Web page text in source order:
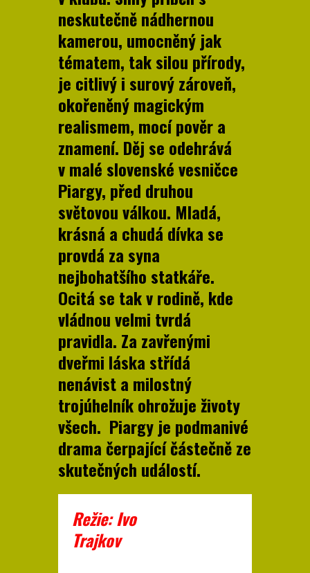
neskutečně nádhernou
kamerou, umocněný jak
tématem, tak silou přírody,
je citlivý i surový zároveň,
okořeněný magickým
realismem, mocí pověr a
znamení. Děj se odehrává
v malé slovenské vesničce
Piargy, před druhou
světovou válkou. Mladá,
krásná a chudá dívka se
provdá za syna
nejbohatšího statkáře.
Ocitá se tak v rodině, kde
vládnou velmi tvrdá
pravidla. Za zavřenými
dveřmi láska střídá
nenávist a milostný
trojúhelník ohrožuje životy
všech. Piargy je podmanivé
drama čerpající částečně ze
skutečných událostí.
Režie: Ivo
Trajkov